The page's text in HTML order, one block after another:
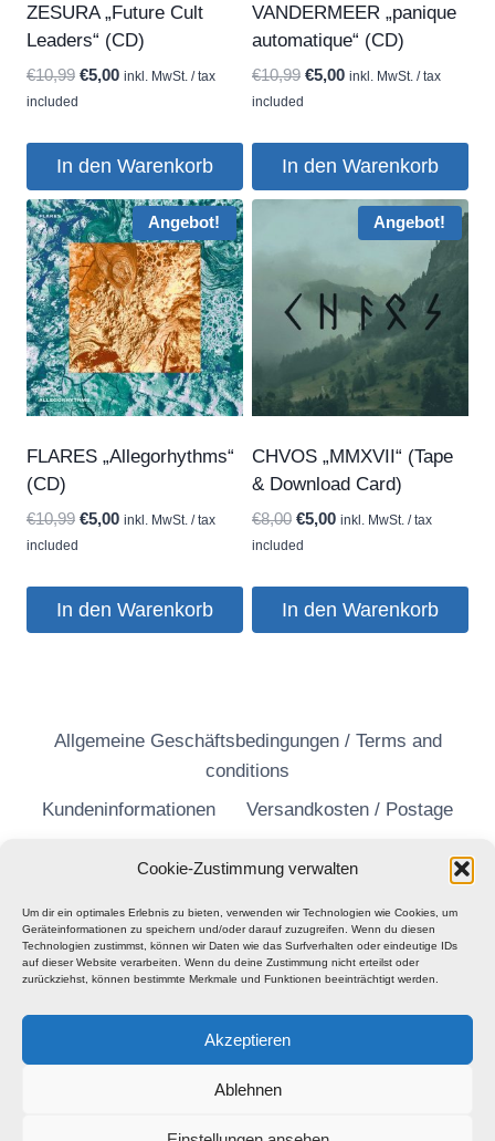
Cookie-Zustimmung verwalten
Um dir ein optimales Erlebnis zu bieten, verwenden wir Technologien wie Cookies, um
Geräteinformationen zu speichern und/oder darauf zuzugreifen. Wenn du diesen
Technologien zustimmst, können wir Daten wie das Surfverhalten oder eindeutige IDs
auf dieser Website verarbeiten. Wenn du deine Zustimmung nicht erteilst oder
zurückziehst, können bestimmte Merkmale und Funktionen beeinträchtigt werden.
Akzeptieren
Ablehnen
ZESURA „Future Cult
Leaders“ (CD)
€10,99 Ursprünglicher
€5,00Aktueller
inkl. MwSt. / tax
included
In den Warenkorb
VANDERMEER „panique
automatique“ (CD)
€10,99 Ursprünglicher
€5,00Aktueller
inkl. MwSt. / tax
included
In den Warenkorb
Angebot!
FLARES „Allegorhythms“
(CD)
€10,99 Ursprünglicher
€5,00Aktueller
inkl. MwSt. / tax
included
In den Warenkorb
Angebot!
CHVOS „MMXVII“ (Tape
& Download Card)
€8,00 Ursprünglicher
Preis
€5,00Aktueller
inkl. MwSt. / tax
included
In den Warenkorb
Allgemeine Geschäftsbedingungen / Terms and
conditions
Kundeninformationen
Versandkosten / Postage